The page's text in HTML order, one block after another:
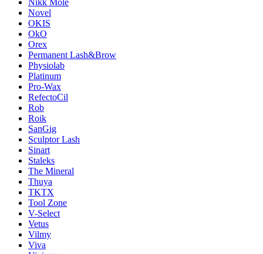
Nikk Mole
Novel
OKIS
OkO
Orex
Permanent Lash&Brow
Physiolab
Platinum
Pro-Wax
RefectoCil
Rob
Roik
SanGig
Sculptor Lash
Sinart
Staleks
The Mineral
Thuya
TKTX
Tool Zone
V-Select
Vetus
Vilmy
Viva